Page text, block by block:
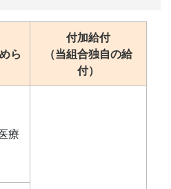
ら
付加給付
（当組合独自の給
付）
療